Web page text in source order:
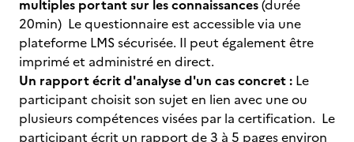
multiples portant sur les connaissances(durée
20min) Le questionnaire est accessible via une
plateforme LMS sécurisée. Il peut également être
imprimé et administré en direct.
Un rapport écrit d'analyse d'un cas concret : Le
participant choisit son sujet en lien avec une ou
plusieurs compétences visées par la certification. Le
participant écrit un rapport de 3 à 5 pages environ